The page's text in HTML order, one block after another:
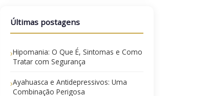
Últimas postagens
›Hipomania: O Que É, Sintomas e Como
Tratar com Segurança
›Ayahuasca e Antidepressivos: Uma
Combinação Perigosa